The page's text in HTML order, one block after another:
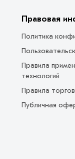
Правовая
Политика
Правила
технологий
Правила
Публичная